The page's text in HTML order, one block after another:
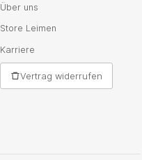
Über uns
Store Leimen
Karriere
Vertrag widerrufen